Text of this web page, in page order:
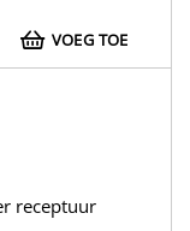
VOEG TOE
receptuur